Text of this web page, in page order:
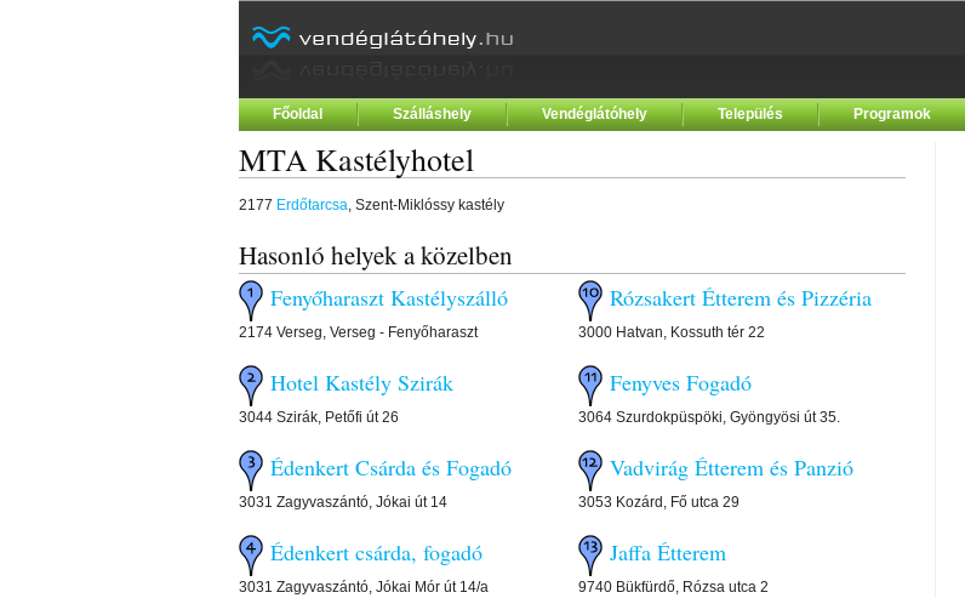
Főoldal Szálláshely Vendéglátóhely Település Programok
MTA Kastélyhotel
2177 Erdőtarcsa, Szent-Miklóssy kastély
Hasonló helyek a közelben
Fenyőharaszt Kastélyszálló
2174 Verseg, Verseg - Fenyőharaszt
Hotel Kastély Szirák
3044 Szirák, Petőfi út 26
Édenkert Csárda és Fogadó
3031 Zagyvaszántó, Jókai út 14
Édenkert csárda, fogadó
3031 Zagyvaszántó, Jókai Mór út 14/a
Rózsakert Étterem és Pizzéria
3000 Hatvan, Kossuth tér 22
Fenyves Fogadó
3064 Szurdokpüspöki, Gyöngyösi út 35.
Vadvirág Étterem és Panzió
3053 Kozárd, Fő utca 29
Jaffa Étterem
9740 Bükfürdő, Rózsa utca 2